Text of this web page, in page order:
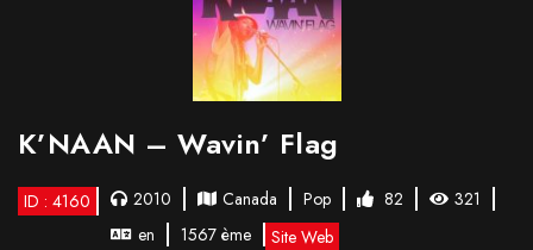
K’NAAN – Wavin’ Flag
ID : 4160 2010 Canada Pop 82
321
en
1567 ème Site Web